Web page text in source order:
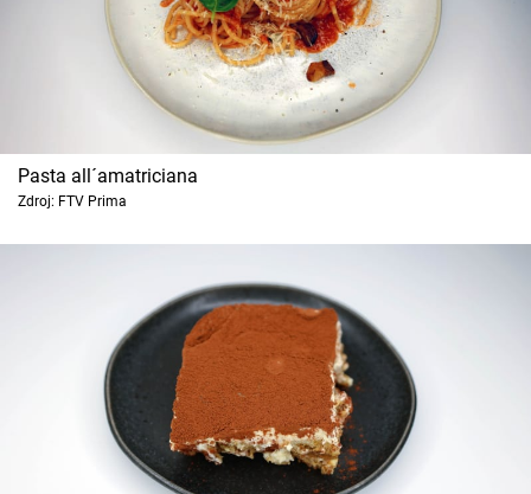
Pasta all´amatriciana
Zdroj: FTV Prima